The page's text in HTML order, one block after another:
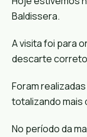
Baldissera.
A visita foi para
descarte correto
Foram
totalizando mais
No período da